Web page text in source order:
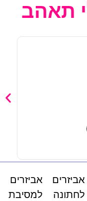
תאהב
נר
אביזרים
לחתונה
אביזרים
למסיבת